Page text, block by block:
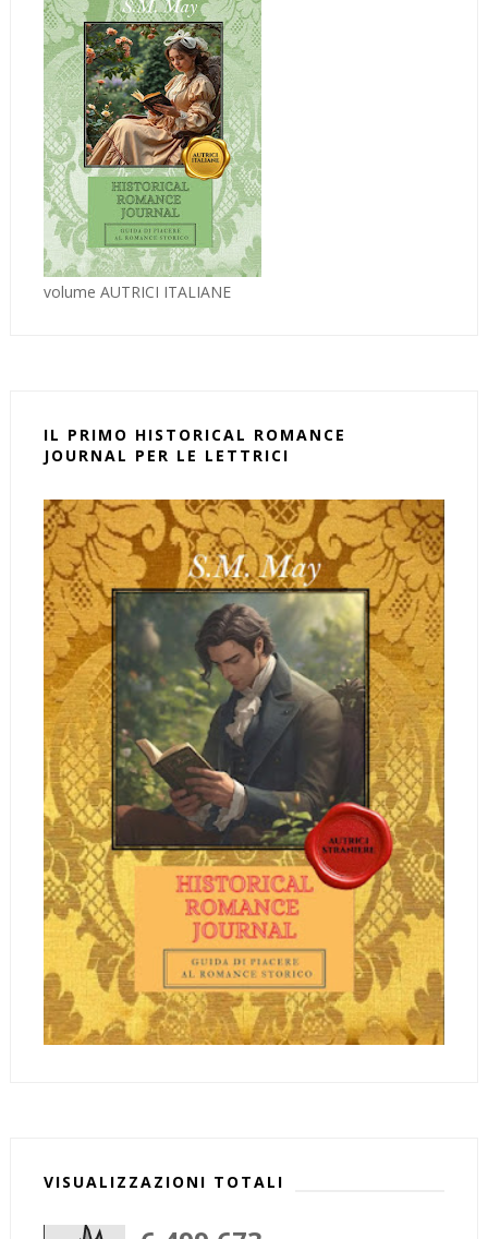
volume AUTRICI ITALIANE
IL PRIMO HISTORICAL ROMANCE
JOURNAL PER LE LETTRICI
VISUALIZZAZIONI TOTALI